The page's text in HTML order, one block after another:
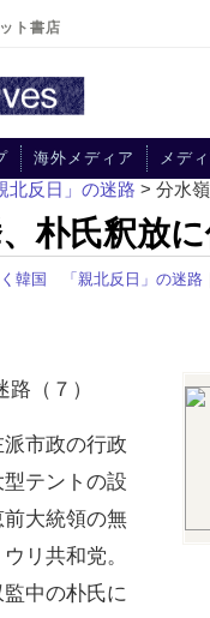
ト書店
海外メディア メデ
反日」の迷路 > 分水
朴氏釈放
韓国 「親北反日」の迷路
（７）
市政の行政
テントの設
大統領の無
リ共和党。
中の朴氏に